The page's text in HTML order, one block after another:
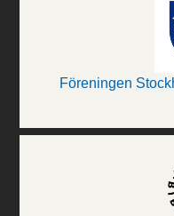
Föreningen